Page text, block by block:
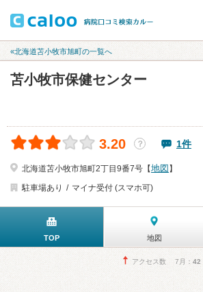
«北海道苫小牧市旭町の一覧へ
苫小牧市保健センター
3.20 ？ 1件
北海道苫小牧市旭町2丁目9番7号【地図 】
駐車場あり
マイナ受付 (スマホ可)
TOP 地図
アクセス数 7月： 42